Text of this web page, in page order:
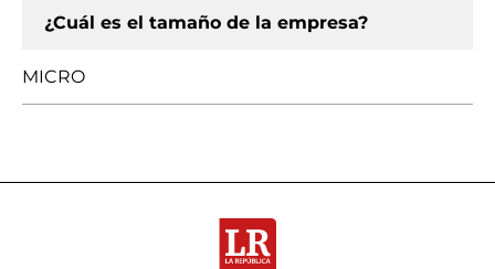
¿Cuál es el tamaño de la empresa?
MICRO